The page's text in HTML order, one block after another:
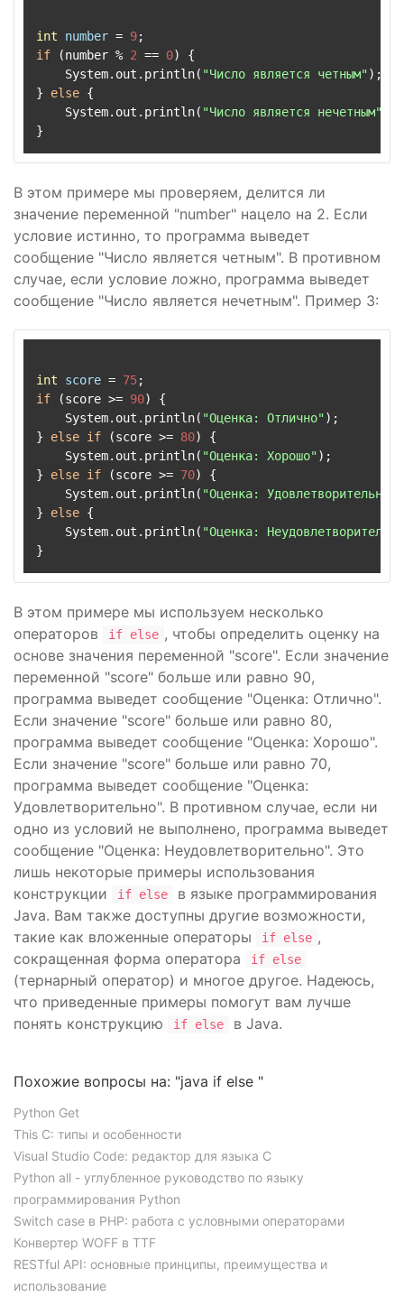
int number = 9
if (number % 2 == 0) {
    System.out.println(
"Число является четным");
} else {
    System.out.println(
"Число является нечетным"
В этом примере мы проверяем, делится ли
значение переменной "number" нацело на 2. Если
условие истинно, то программа выведет
сообщение "Число является четным". В противном
случае, если условие ложно, программа выведет
сообщение "Число является нечетным". Пример 3:
int score = 75
if (score >= 90) {
    System.out.println(
"Оценка: Отлично");
} else if (score >= 80) {
    System.out.println(
"Оценка: Хорошо");
} else if (score >= 70) {
    System.out.println(
"Оценка: Удовлетворительно"
} else {
    System.out.println(
"Оценка:
В этом примере мы используем несколько
операторов
if else , чтобы определить оценку на
основе значения переменной "score". Если значение
переменной "score" больше или равно 90,
программа выведет сообщение "Оценка: Отлично".
Если значение "score" больше или равно 80,
программа выведет сообщение "Оценка: Хорошо".
Если значение "score" больше или равно 70,
программа выведет сообщение "Оценка:
Удовлетворительно". В противном случае, если ни
одно из условий не выполнено, программа выведет
сообщение "Оценка: Неудовлетворительно". Это
лишь некоторые примеры использования
конструкции
if else
в языке программирования
Java. Вам также доступны другие возможности,
такие как вложенные операторы
if else ,
сокращенная форма оператора
if else
(тернарный оператор) и многое другое. Надеюсь,
что приведенные примеры помогут вам лучше
понять конструкцию
if else в Java.
Похожие вопросы на: "java if else "
Python Get
This C: типы и особенности
Visual Studio Code: редактор для языка C
Python all - углубленное руководство по языку
программирования Python
Switch case в PHP: работа с условными операторами
Конвертер WOFF в TTF
RESTful API: основные принципы, преимущества и
использование